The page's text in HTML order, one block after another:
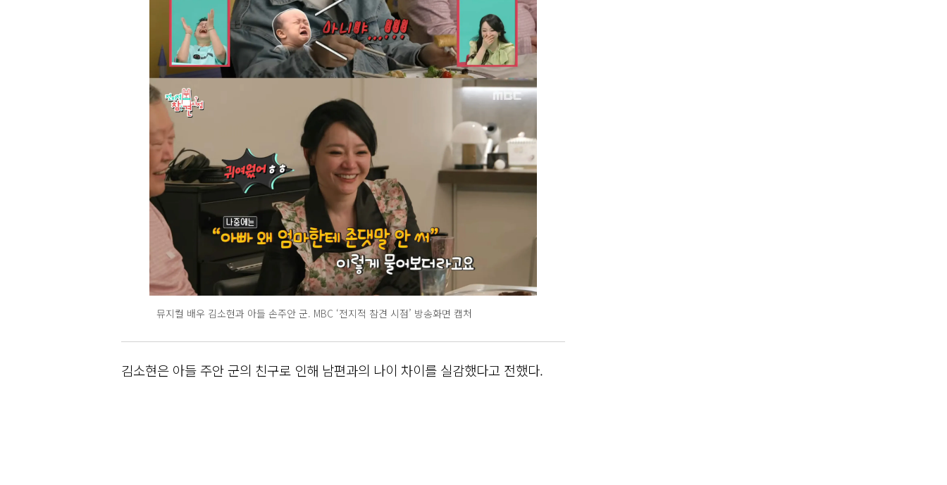
뮤지컬 배우 김소현과 아들 손주안 군. MBC ‘전지적 참견 시점’ 방송화면 캡처
김소현은 아들 주안 군의 친구로 인해 남편과의 나이 차이를 실감했다고 전했다.